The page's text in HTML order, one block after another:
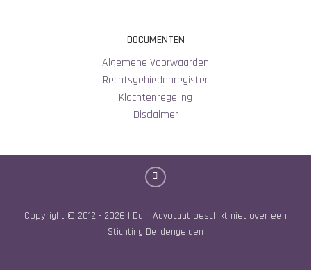
DOCUMENTEN
Algemene Voorwaarden
Rechtsgebiedenregister
Klachtenregeling
Disclaimer
Copyright © 2012 - 2026 | Duin Advocaat beschikt niet over een
Stichting Derdengelden